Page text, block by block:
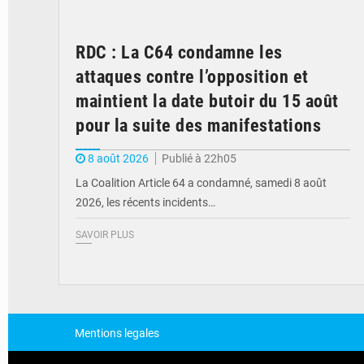
RDC : La C64 condamne les
attaques contre l’opposition et
maintient la date butoir du 15 août
pour la suite des manifestations
8 août 2026
Publié à 22h05
La Coalition Article 64 a condamné, samedi 8 août
2026, les récents incidents…
SAVOIR PLUS
Mentions legales